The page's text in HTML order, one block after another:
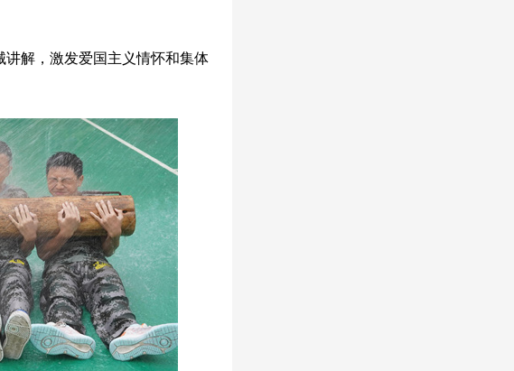
解，激发爱国主义情怀和集体